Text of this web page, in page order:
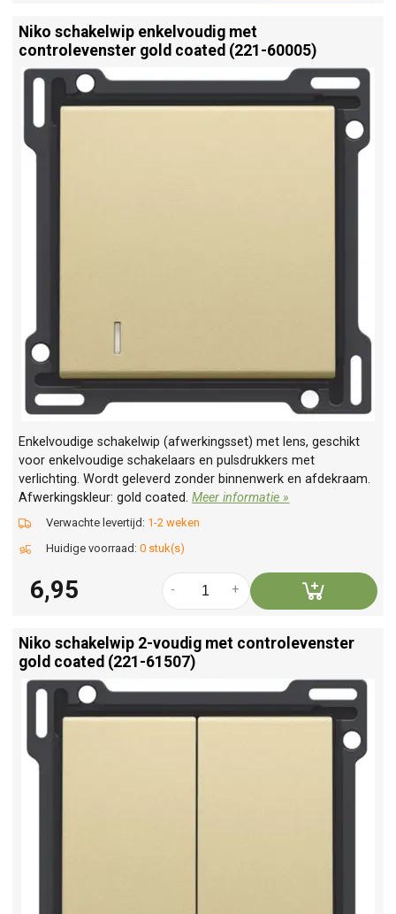
Niko schakelwip enkelvoudig met
controlevenster gold coated (221-60005)
Enkelvoudige schakelwip (afwerkingsset) met lens, geschikt
voor enkelvoudige schakelaars en pulsdrukkers met
verlichting. Wordt geleverd zonder binnenwerk en afdekraam.
Afwerkingskleur: gold coated.Meer informatie »
Verwachte levertijd: 1-2 weken
Huidige voorraad: 0 stuk(s)
6,95 +
-
Niko schakelwip 2-voudig met controlevenster
gold coated (221-61507)